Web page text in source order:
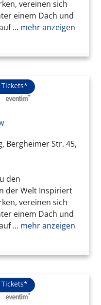
vereinen sich
einem Dach und
... mehr anzeigen
Tickets*
Bergheimer Str. 45,
den
der Welt Inspiriert
vereinen sich
einem Dach und
... mehr anzeigen
Tickets*